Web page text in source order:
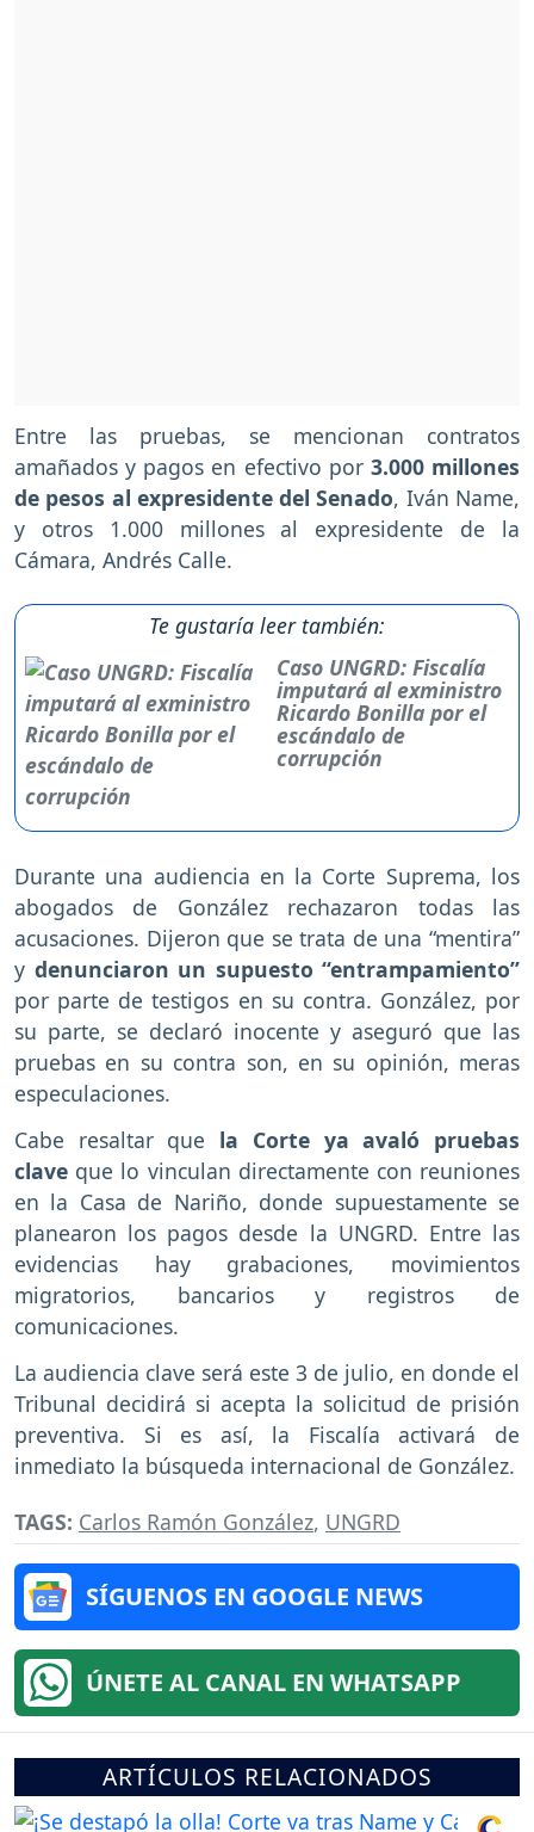
Entre las pruebas, se mencionan contratos
amañados y pagos en efectivo por 3.000 millones
de pesos al expresidente del Senado, Iván Name,
y otros 1.000 millones al expresidente de la
Cámara, Andrés Calle.
Te gustaría leer también:
Caso UNGRD: Fiscalía
imputará al exministro
Ricardo Bonilla por el
escándalo de
corrupción
Durante una audiencia en la Corte Suprema, los
abogados de González rechazaron todas las
acusaciones. Dijeron que se trata de una “mentira”
y denunciaron un supuesto “entrampamiento”
por parte de testigos en su contra. González, por
su parte, se declaró inocente y aseguró que las
pruebas en su contra son, en su opinión, meras
especulaciones.
Cabe resaltar que la Corte ya avaló pruebas
clave que lo vinculan directamente con reuniones
en la Casa de Nariño, donde supuestamente se
planearon los pagos desde la UNGRD. Entre las
evidencias hay grabaciones, movimientos
migratorios, bancarios y registros de
comunicaciones.
La audiencia clave será este 3 de julio, en donde el
Tribunal decidirá si acepta la solicitud de prisión
preventiva. Si es así, la Fiscalía activará de
inmediato la búsqueda internacional de González.
TAGS: Carlos Ramón González, UNGRD
SÍGUENOS EN GOOGLE NEWS
ÚNETE AL CANAL EN WHATSAPP
ARTÍCULOS RELACIONADOS